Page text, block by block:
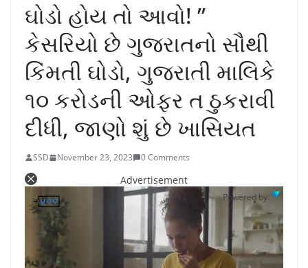
ઘોડો હોય તો આવો! ”
કેસરિયો છે ગુજરાતનો સૌથી
કિંમતી ઘોડો, ગુજરાતી માલિકે
૧૦ કરોડની ઓફર ત ઠુકરાવી
દીધી, જાણો શું છે ખાસિયત
SSD November 23, 2023 0 Comments
Advertisement
Powered by: